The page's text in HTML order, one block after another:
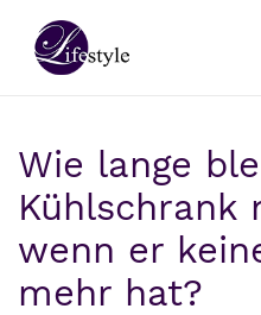
Wie lange
Kühlschrank
wenn er
mehr hat?